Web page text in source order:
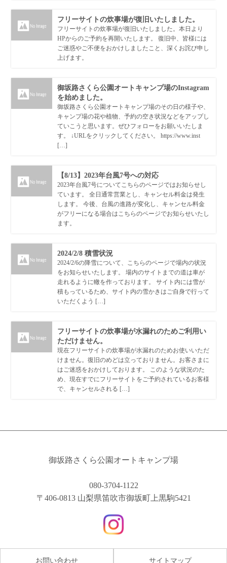
フリーサイトの炊事場が復旧いたしました。
フリーサイトの炊事場が復旧いたしました。本日より
HPからのご予約を再開いたします。 復旧中、皆様には
ご迷惑やご不便をおかけしましたこと、深くお詫び申し
上げます。
御坂路さくら公園オートキャンプ場のInstagram
を始めました。
御坂路さくら公園オートキャンプ場のその日の様子や、
キャンプ場の花や植物、予約の空き状況などをアップし
ていこうと思います。ぜひフォローをお願いいたしま
す。 ↓URLをクリックしてください。 https://www.inst
[…]
【8/13】2023年台風7号への対応
2023年台風7号についてこちらのページではお知らせし
ています。 全日通常営業とし、キャンセル料金は発生
します。 今後、台風の進路が変化し、キャンセル料金
がフリーになる場合はこちらのページでお知らせいたし
ます。
2024/2/8 積雪状況
2024/2/6の降雪について、こちらのページで場内の状況
をお知らせいたします。 場内のサイトまでの道は車が
走れるように轍を作っております。 サイト内には雪が
積もっているため、サイト内の雪かきはご自身で行って
いただくよう […]
フリーサイトの炊事場が水漏れのためご利用い
ただけません。
現在フリーサイトの炊事場が水漏れのためお使いいただ
けません。復旧のめどは立っておりません。お客さまに
はご迷惑をおかけしております。 このような状況のた
め、現在すでにフリーサイトをご予約されているお客様
で、キャンセルされる […]
御坂路さくら公園オートキャンプ場
080-3704-1122
〒406-0813 山梨県笛吹市御坂町上黒駒5421
お問い合わせ サイトマップ